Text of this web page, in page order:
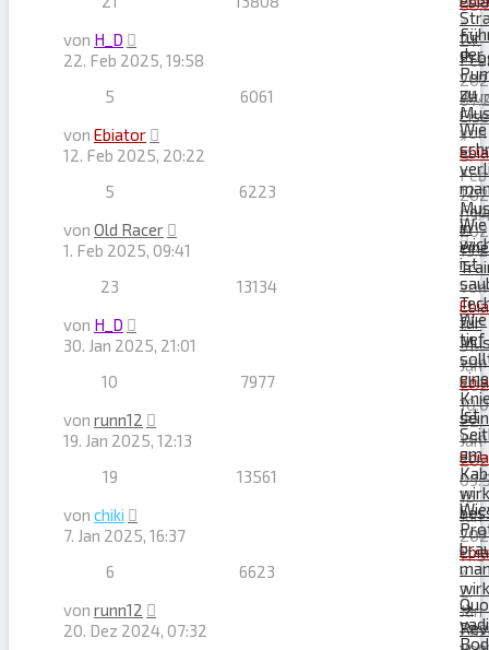
»
27.
Feb
für
von
»
5.
Feb
von H_D
22. Feb 2025, 19:58
der
zu
von
»
12.
Feb
5
6061
von Ebiator
12. Feb 2025, 20:22
Wie
in
von
»
31.
Jan
5
6223
von Old Racer
1. Feb 2025, 09:41
Wie
ist
für
von
»
22.
Jan
23
13134
von H_D
30. Jan 2025, 21:01
Wie
tief
eine
von
»
15.
Jan
10
7977
von runn12
19. Jan 2025, 12:13
Ist
am
von
»
2.
Jan
19
13561
von chiki
7. Jan 2025, 16:37
➔
6
6623
von runn12
20. Dez 2024, 07:32
Quo